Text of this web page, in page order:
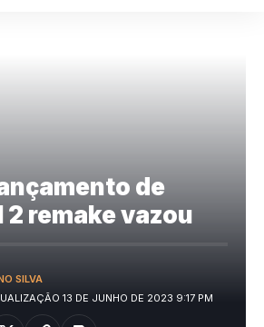
de
2 remake vazou
13 DE JUNHO DE 2023 9:17 PM
SILVA